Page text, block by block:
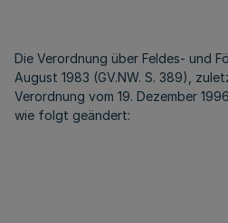
Die Verordnung über Feldes- und
August 1983 (GV.NW. S. 389),
Verordnung vom 19. Dezember
wie folgt geändert: